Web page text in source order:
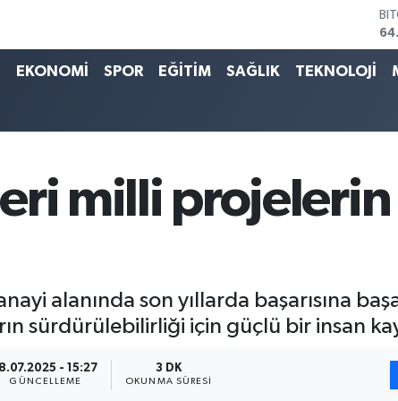
EKONOMİ SPOR EĞİTİM SAĞLIK TEKNOLOJİ
milli
alanında son yıllarda başarısına
sürdürülebilirliği için güçlü bir insan
- 15:27
GÜNCELLEME
3 DK
OKUNMA SÜRESI